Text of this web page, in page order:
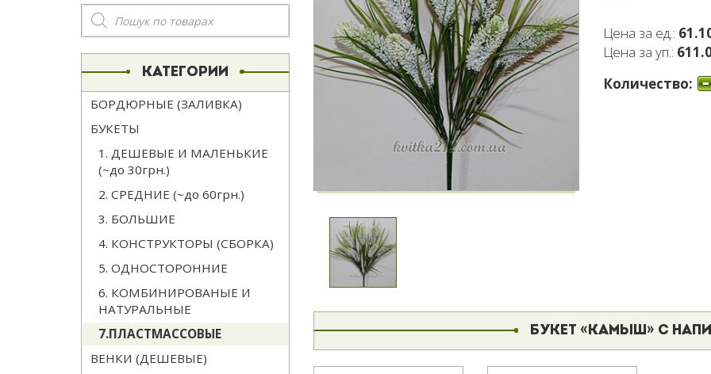
Поиск
товаров
КАТЕГОРИИ
БОРДЮРНЫЕ (ЗАЛИВКА)
БУКЕТЫ
1. ДЕШЕВЫЕ И МАЛЕНЬКИЕ
(~до 30грн.)
2. СРЕДНИЕ (~до 60грн.)
3. БОЛЬШИЕ
4. КОНСТРУКТОРЫ (СБОРКА)
5. ОДНОСТОРОННИЕ
6. КОМБИНИРОВАНЫЕ И
НАТУРАЛЬНЫЕ
7.ПЛАСТМАССОВЫЕ
ВЕНКИ (ДЕШЕВЫЕ)
Цена за ед.:
Цена за уп.:
Количество:
БУКЕТ «КАМЫШ» С